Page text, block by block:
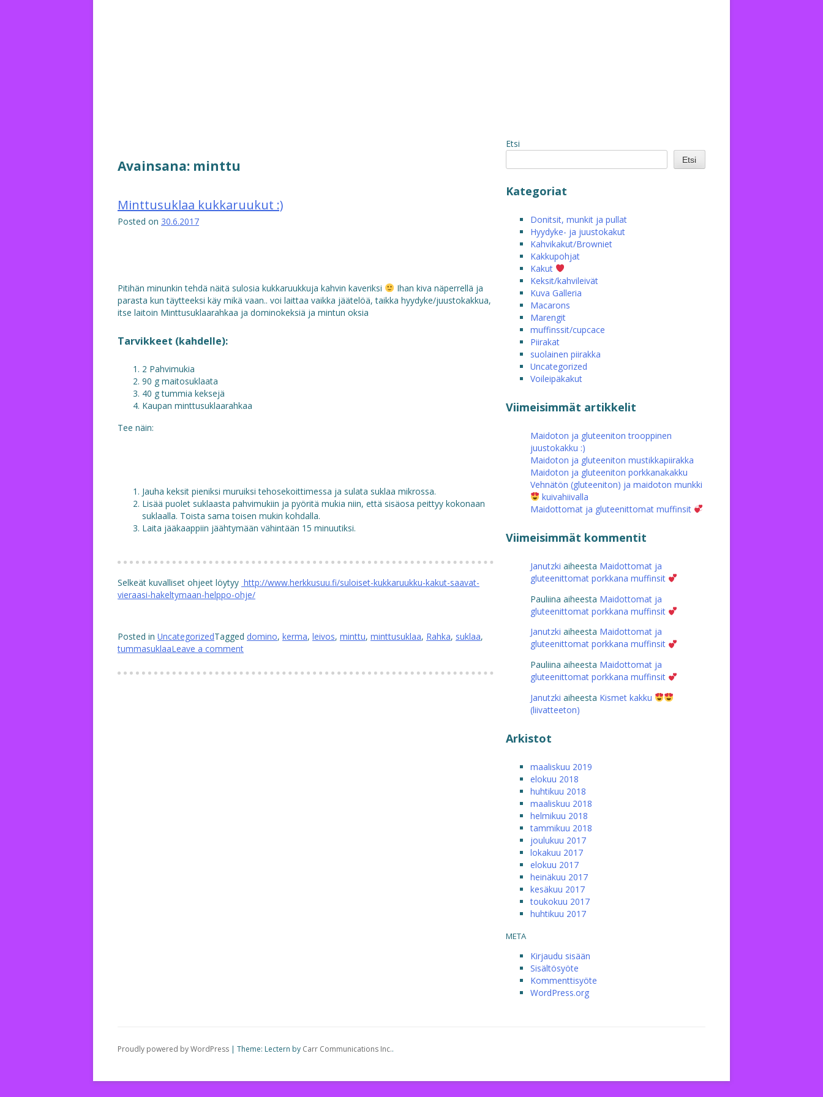
Avainsana: minttu
Minttusuklaa kukkaruukut :)
Posted on 30.6.2017
Pitihän minunkin tehdä näitä sulosia kukkaruukkuja kahvin kaveriksi
Ihan kiva näperrellä ja
parasta kun täytteeksi käy mikä vaan.. voi laittaa vaikka jäätelöä, taikka hyydyke/juustokakkua,
itse laitoin Minttusuklaarahkaa ja dominokeksiä ja mintun oksia
Tarvikkeet (kahdelle):
2 Pahvimukia
90 g maitosuklaata
40 g tummia keksejä
Kaupan minttusuklaarahkaa
Tee näin:
Jauha keksit pieniksi muruiksi tehosekoittimessa ja sulata suklaa mikrossa.
Lisää puolet suklaasta pahvimukiin ja pyöritä mukia niin, että sisäosa peittyy kokonaan
suklaalla. Toista sama toisen mukin kohdalla.
Laita jääkaappiin jäähtymään vähintään 15 minuutiksi.
Selkeät kuvalliset ohjeet löytyy http://www.herkkusuu.fi/suloiset-kukkaruukku-kakut-saavat-
vieraasi-hakeltymaan-helppo-ohje/
Posted in UncategorizedTagged domino, kerma, leivos, minttu, minttusuklaa, Rahka, suklaa,
tummasuklaaLeave a comment
Etsi
Etsi
Kategoriat
Donitsit, munkit ja pullat
Hyydyke- ja juustokakut
Kahvikakut/Browniet
Kakkupohjat
Kakut
Keksit/kahvileivät
Kuva Galleria
Macarons
Marengit
muffinssit/cupcace
Piirakat
suolainen piirakka
Uncategorized
Voileipäkakut
Viimeisimmät artikkelit
Maidoton ja gluteeniton trooppinen
juustokakku :)
Maidoton ja gluteeniton mustikkapiirakka
Maidoton ja gluteeniton porkkanakakku
Vehnätön (gluteeniton) ja maidoton munkki
kuivahiivalla
Maidottomat ja gluteenittomat muffinsit
Viimeisimmät kommentit
Janutzki aiheesta Maidottomat ja
gluteenittomat porkkana muffinsit
Pauliina aiheesta Maidottomat ja
gluteenittomat porkkana muffinsit
Janutzki aiheesta Maidottomat ja
gluteenittomat porkkana muffinsit
Pauliina aiheesta Maidottomat ja
gluteenittomat porkkana muffinsit
Janutzki aiheesta Kismet kakku
(liivatteeton)
Arkistot
maaliskuu 2019
elokuu 2018
huhtikuu 2018
maaliskuu 2018
helmikuu 2018
tammikuu 2018
joulukuu 2017
lokakuu 2017
elokuu 2017
heinäkuu 2017
kesäkuu 2017
toukokuu 2017
huhtikuu 2017
META
Kirjaudu sisään
Sisältösyöte
Kommenttisyöte
WordPress.org
Proudly powered by WordPress | Theme: Lectern by Carr Communications Inc..